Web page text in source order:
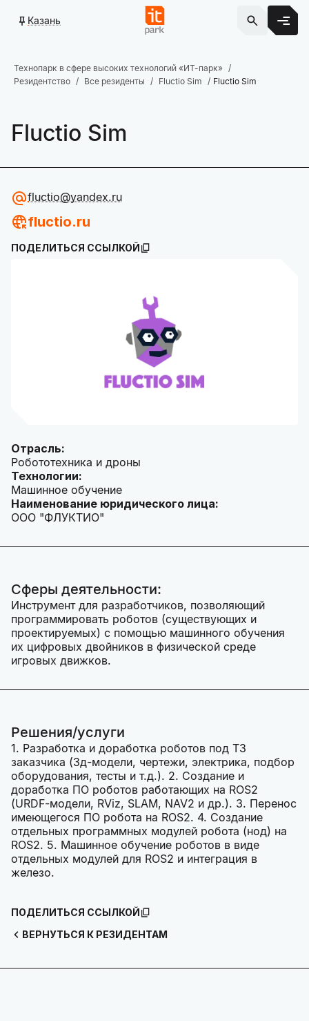
Казань
Технопарк в сфере высоких технологий «ИТ-парк»
Резидентство
Все резиденты Fluctio Sim Fluctio Sim
Fluctio Sim
fluctio@yandex.ru
fluctio.ru
ПОДЕЛИТЬСЯ ССЫЛКОЙ
Отрасль:
Робототехника и дроны
Технологии:
Машинное обучение
Наименование юридического лица:
ООО "ФЛУКТИО"
Сферы деятельности:
Инструмент для разработчиков, позволяющий
программировать роботов (существующих и
проектируемых) с помощью машинного обучения
их цифровых двойников в физической среде
игровых движков.
Решения/услуги
1. Разработка и доработка роботов под ТЗ
заказчика (3д-модели, чертежи, электрика, подбор
оборудования, тесты и т.д.). 2. Создание и
доработка ПО роботов работающих на ROS2
(URDF-модели, RViz, SLAM, NAV2 и др.). 3. Перенос
имеющегося ПО робота на ROS2. 4. Создание
отдельных программных модулей робота (нод) на
ROS2. 5. Машинное обучение роботов в виде
отдельных модулей для ROS2 и интеграция в
железо.
ВЕРНУТЬСЯ К РЕЗИДЕНТАМ
ПОДЕЛИТЬСЯ ССЫЛКОЙ